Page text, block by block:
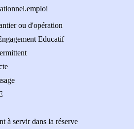
ou d'opération
Educatif
à servir dans la réserve